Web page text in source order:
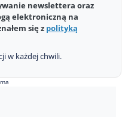
newslettera oraz
elektroniczną na
się z polityką
w każdej chwili.